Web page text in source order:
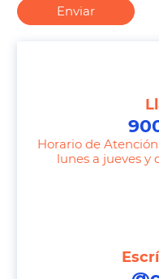
Horario de
lunes a jueves y
Enviar